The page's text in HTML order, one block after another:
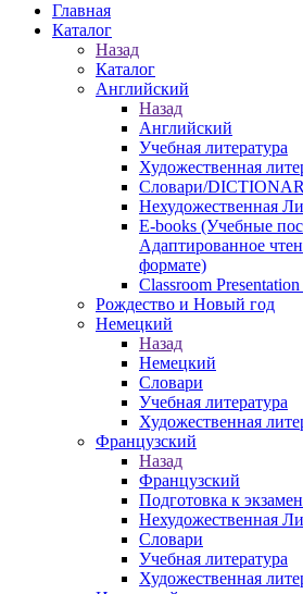
Главная
Каталог
Назад
Каталог
Английский
Назад
Английский
Учебная литература
Художественная
Словари/
Нехудожественная
E-books (Учебные
Адаптированное
формате)
Classroom
Рождество и Новый год
Немецкий
Назад
Немецкий
Словари
Учебная литература
Художественная
Французский
Назад
Французский
Подготовка к
Нехудожественная
Словари
Учебная литература
Художественная